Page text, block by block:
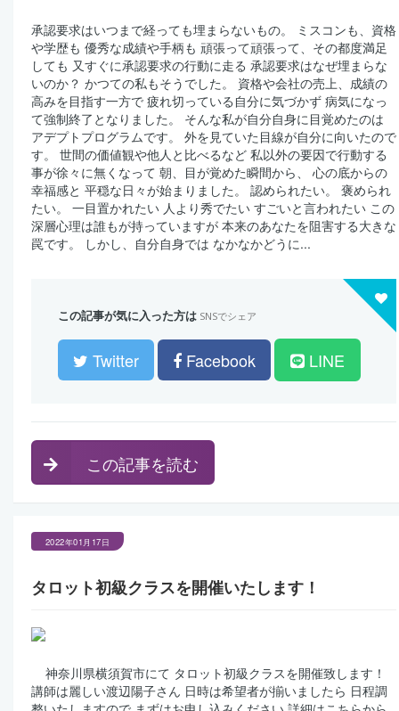
承認要求はいつまで経っても埋まらないもの。 ミスコンも、資格
や学歴も 優秀な成績や手柄も 頑張って頑張って、その都度満足
しても 又すぐに承認要求の行動に走る 承認要求はなぜ埋まらな
いのか？ かつての私もそうでした。 資格や会社の売上、成績の
高みを目指す一方で 疲れ切っている自分に気づかず 病気になっ
て強制終了となりました。 そんな私が自分自身に目覚めたのは
アデプトプログラムです。 外を見ていた目線が自分に向いたので
す。 世間の価値観や他人と比べるなど 私以外の要因で行動する
事が徐々に無くなって 朝、目が覚めた瞬間から、 心の底からの
幸福感と 平穏な日々が始まりました。 認められたい。 褒められ
たい。 一目置かれたい 人より秀でたい すごいと言われたい この
深層心理は誰もが持っていますが 本来のあなたを阻害する大きな
罠です。 しかし、自分自身では なかなかどうに...
この記事が気に入った方は SNSでシェア
Twitter Facebook LINE
この記事を読む
2022年01月17日
タロット初級クラスを開催いたします！
神奈川県横須賀市にて タロット初級クラスを開催致します！
講師は麗しい渡辺陽子さん 日時は希望者が揃いましたら 日程調